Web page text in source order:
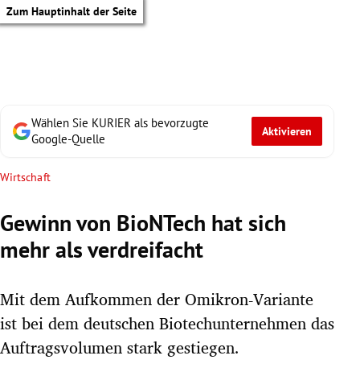
Zum Hauptinhalt der Seite
Untermenü
Wählen Sie KURIER als bevorzugte
Google-Quelle
Aktivieren
Wirtschaft
Gewinn von BioNTech hat sich
mehr als verdreifacht
Mit dem Aufkommen der Omikron-Variante
ist bei dem deutschen Biotechunternehmen das
Auftragsvolumen stark gestiegen.